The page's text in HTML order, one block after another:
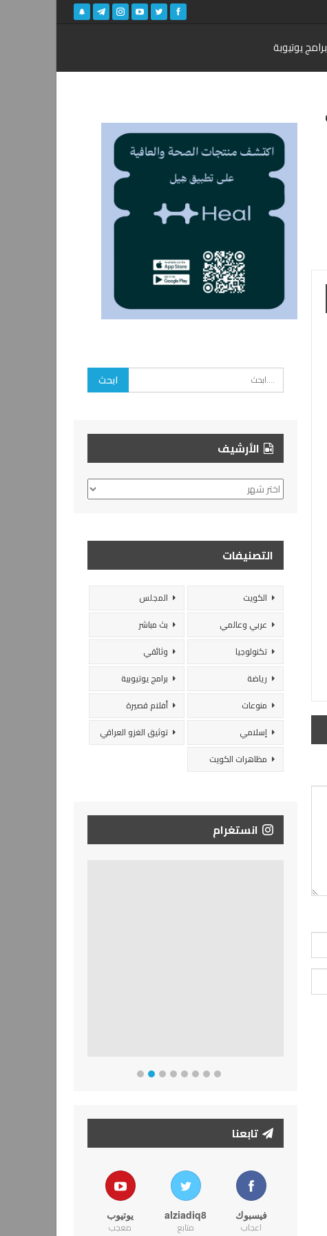
برامج يوتيوبة
الأرشيف
الأرشيف
التصنيفات
الكويت
المجلس
عربي وعالمي
بث مباشر
تكنولوجيا
وثائقي
رياضة
برامج يوتيوبية
منوعات
أفلام قصيرة
إسلامي
توثيق الغزو العراقي
مظاهرات الكويت
انستغرام
تابعنا
فيسبوك
اعجاب
alziadiq8
متابع
يوتيوب
معجب